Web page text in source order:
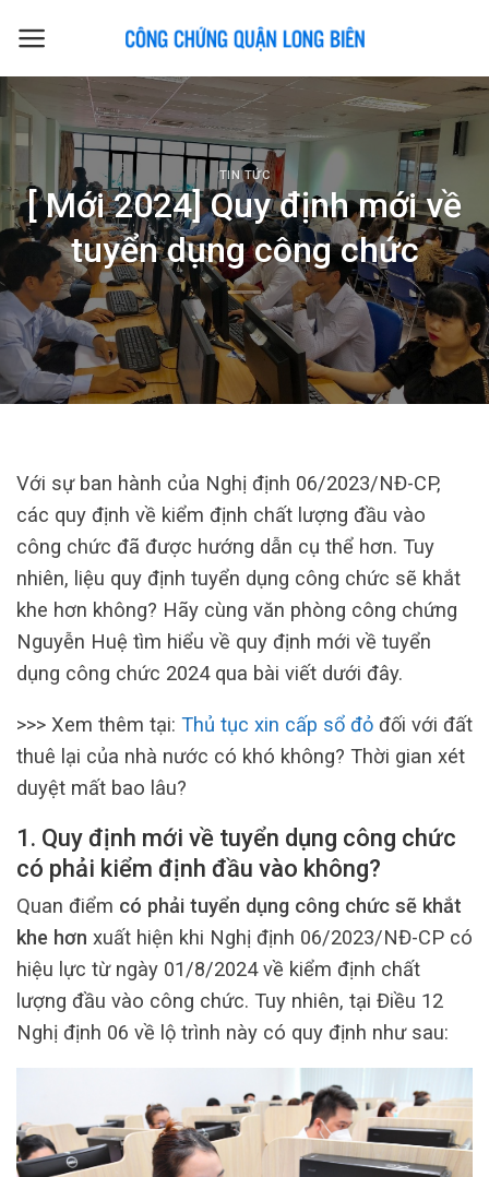
TIN TỨC
[ Mới 2024] Quy định mới về
tuyển dụng công chức
Với sự ban hành của Nghị định 06/2023/NĐ-CP,
các quy định về kiểm định chất lượng đầu vào
công chức đã được hướng dẫn cụ thể hơn. Tuy
nhiên, liệu quy định tuyển dụng công chức sẽ khắt
khe hơn không? Hãy cùng văn phòng công chứng
Nguyễn Huệ tìm hiểu về quy định mới về tuyển
dụng công chức 2024 qua bài viết dưới đây.
>>> Xem thêm tại: Thủ tục xin cấp sổ đỏ đối với đất
thuê lại của nhà nước có khó không? Thời gian xét
duyệt mất bao lâu?
1. Quy định mới về tuyển dụng công chức
có phải kiểm định đầu vào không?
Quan điểm có phải tuyển dụng công chức sẽ khắt
khe hơn xuất hiện khi Nghị định 06/2023/NĐ-CP có
hiệu lực từ ngày 01/8/2024 về kiểm định chất
lượng đầu vào công chức. Tuy nhiên, tại Điều 12
Nghị định 06 về lộ trình này có quy định như sau: